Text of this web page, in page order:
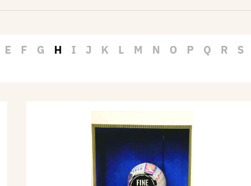
E F G H I J K L M N O P Q R S